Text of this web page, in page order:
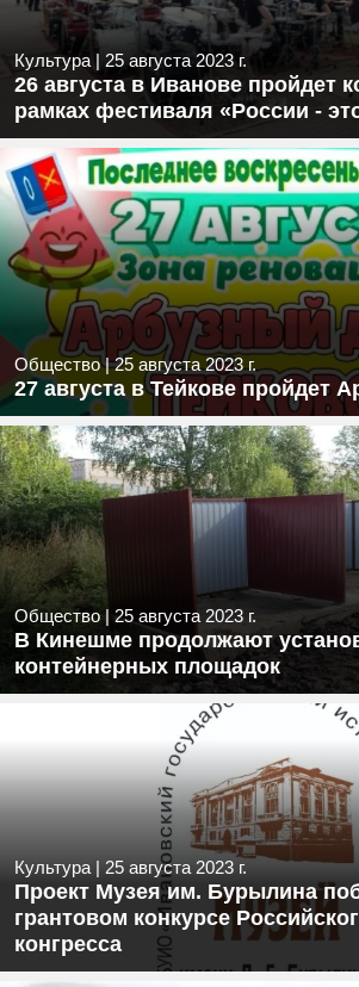
Культура | 25 августа 2023 г.
26 августа в Иванове пройдет
рамках фестиваля «России -
Общество|25 августа 2023 г.
27 августа в Тейкове пройдет
Общество | 25 августа 2023 г.
В Кинешме продолжают
контейнерных площадок
Культура | 25 августа 2023 г.
Проект Музея им. Бурылина
грантовом конкурсе
конгресса